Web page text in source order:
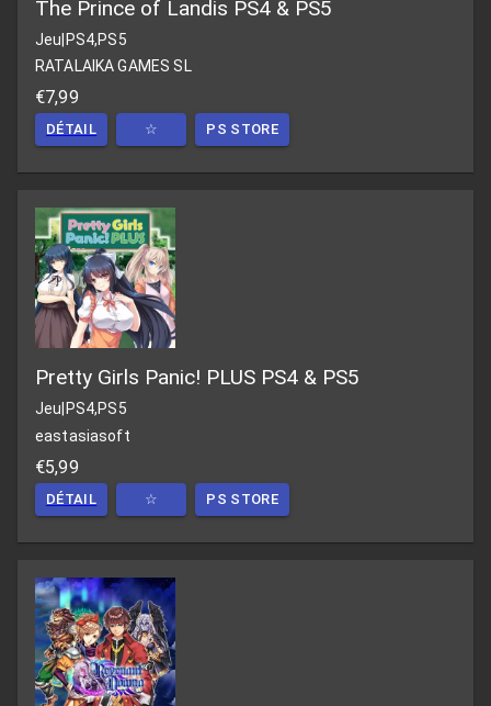
The Prince of Landis PS4 & PS5
Jeu|PS4,PS5
RATALAIKA GAMES SL
€7,99
DÉTAIL ☆ PS STORE
Pretty Girls Panic! PLUS PS4 & PS5
Jeu PS4,PS5
eastasiasoft
€5,99
DÉTAIL ☆ PS STORE